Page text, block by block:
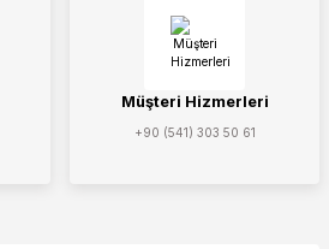
Müşteri Hizmerleri
+90 (541) 303 50 61